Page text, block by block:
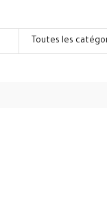
Toutes les